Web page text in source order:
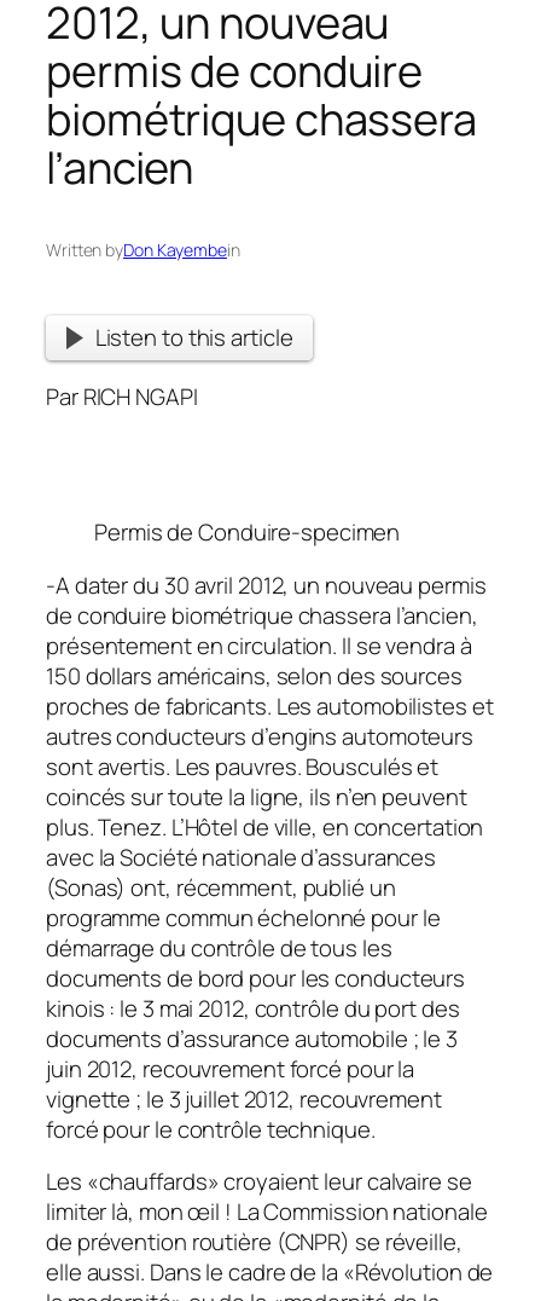
2012, un nouveau
permis de conduire
biométrique chassera
l’ancien
Written byDon Kayembein
Listen to this article
Par RICH NGAPI
Permis de Conduire-specimen
-A dater du 30 avril 2012, un nouveau permis
de conduire biométrique chassera l’ancien,
présentement en circulation. Il se vendra à
150 dollars américains, selon des sources
proches de fabricants. Les automobilistes et
autres conducteurs d’engins automoteurs
sont avertis. Les pauvres. Bousculés et
coincés sur toute la ligne, ils n’en peuvent
plus. Tenez. L’Hôtel de ville, en concertation
avec la Société nationale d’assurances
(Sonas) ont, récemment, publié un
programme commun échelonné pour le
démarrage du contrôle de tous les
documents de bord pour les conducteurs
kinois : le 3 mai 2012, contrôle du port des
documents d’assurance automobile ; le 3
juin 2012, recouvrement forcé pour la
vignette ; le 3 juillet 2012, recouvrement
forcé pour le contrôle technique.
Les «chauffards» croyaient leur calvaire se
limiter là, mon œil ! La Commission nationale
de prévention routière (CNPR) se réveille,
elle aussi. Dans le cadre de la «Révolution de